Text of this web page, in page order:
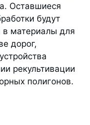
Оставшиеся
будут
в материалы для
дорог,
рекультивации
полигонов.